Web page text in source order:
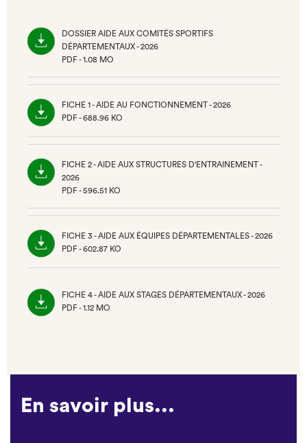
DOSSIER AIDE AUX COMITÉS SPORTIFS
DÉPARTEMENTAUX - 2026
PDF - 1.08 MO
ONGLET)
FICHE 1 - AIDE AU FONCTIONNEMENT - 2026
PDF - 688.96 KO
ONGLET)
FICHE 2 - AIDE AUX STRUCTURES D'ENTRAINEMENT -
2026
PDF - 596.51 KO
ONGLET)
FICHE 3 - AIDE AUX ÉQUIPES DÉPARTEMENTALES - 2026
PDF - 602.87 KO
FICHE 4 - AIDE AUX STAGES DÉPARTEMENTAUX - 2026
PDF - 1.12 MO
En savoir plus...